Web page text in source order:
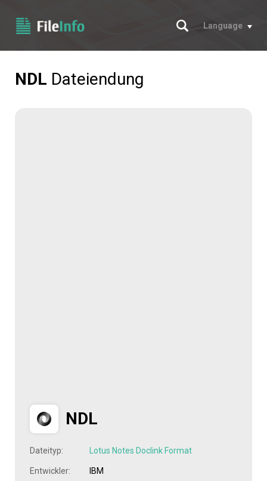
Suche
Language
NDL Dateiendung
NDL
Dateityp: Lotus Notes Doclink Format
Entwickler: IBM